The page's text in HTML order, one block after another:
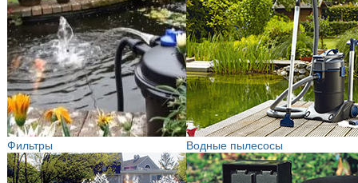
Фильтры Водные пылесосы